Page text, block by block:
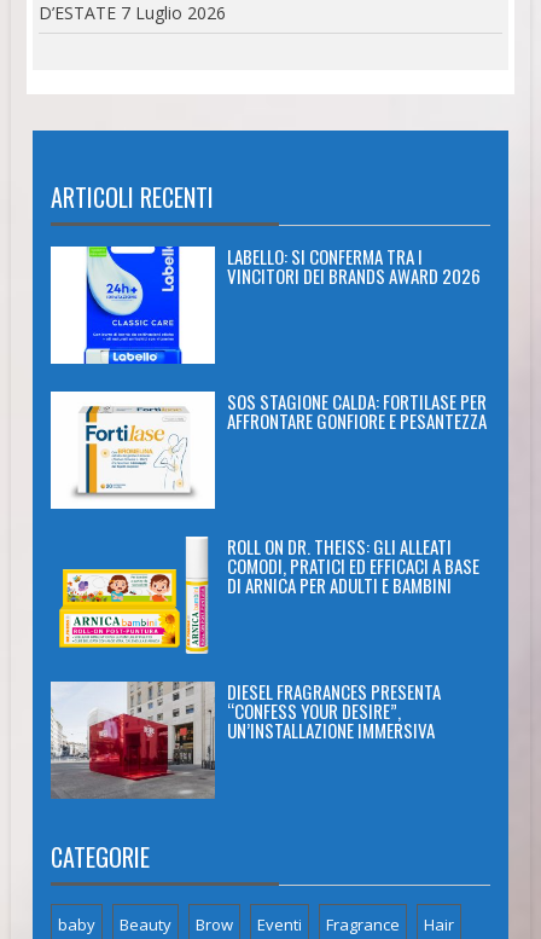
D’ESTATE 7 Luglio 2026
ARTICOLI RECENTI
LABELLO: SI CONFERMA TRA I
VINCITORI DEI BRANDS AWARD 2026
SOS STAGIONE CALDA: FORTILASE PER
AFFRONTARE GONFIORE E PESANTEZZA
ROLL ON DR. THEISS: GLI ALLEATI
COMODI, PRATICI ED EFFICACI A BASE
DI ARNICA PER ADULTI E BAMBINI
DIESEL FRAGRANCES PRESENTA
“CONFESS YOUR DESIRE”,
UN’INSTALLAZIONE IMMERSIVA
CATEGORIE
baby Beauty Brow Eventi Fragrance Hair